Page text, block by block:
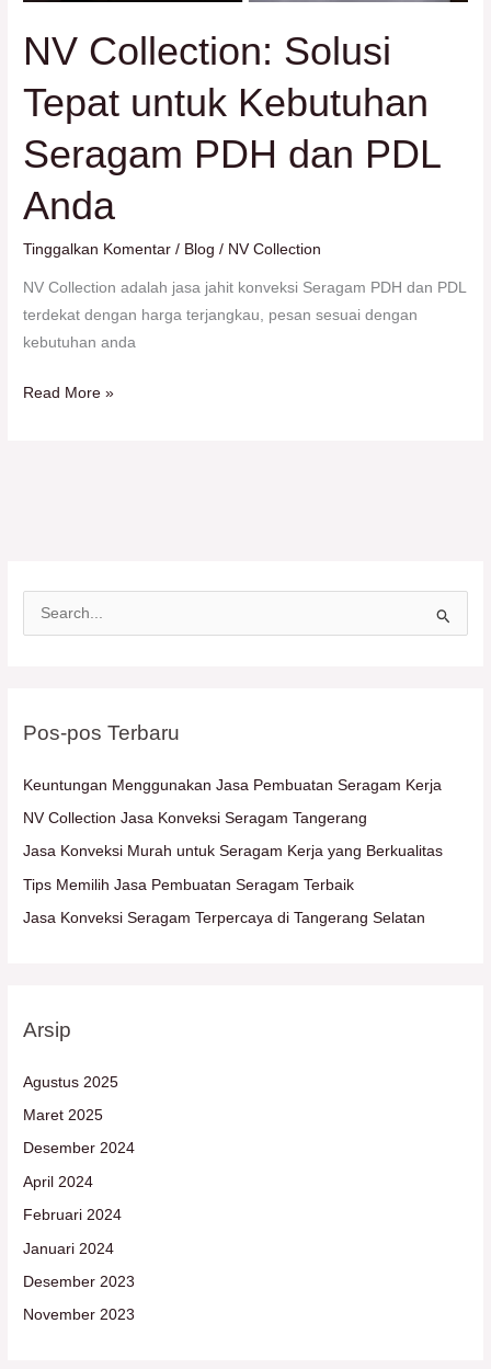
NV Collection: Solusi
Tepat untuk Kebutuhan
Seragam PDH dan PDL
Anda
Tinggalkan Komentar / Blog / NV Collection
NV Collection adalah jasa jahit konveksi Seragam PDH dan PDL
terdekat dengan harga terjangkau, pesan sesuai dengan
kebutuhan anda
Read More »
u
u
k
:
Pos-pos Terbaru
Keuntungan Menggunakan Jasa Pembuatan Seragam Kerja
NV Collection Jasa Konveksi Seragam Tangerang
Jasa Konveksi Murah untuk Seragam Kerja yang Berkualitas
Tips Memilih Jasa Pembuatan Seragam Terbaik
Jasa Konveksi Seragam Terpercaya di Tangerang Selatan
Arsip
Agustus 2025
Maret 2025
Desember 2024
April 2024
Februari 2024
Januari 2024
Desember 2023
November 2023